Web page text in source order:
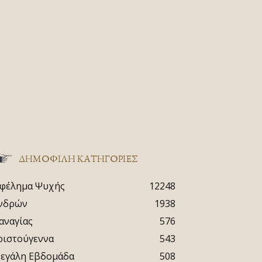
ΔΗΜΟΦΙΛΗ ΚΑΤΗΓΟΡΙΕΣ
Ψυχής
12248
1938
576
543
Εβδομάδα
508